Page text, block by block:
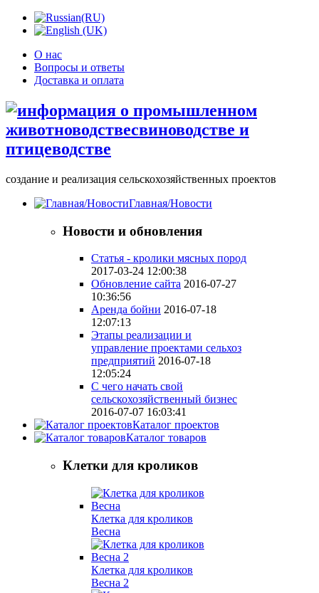
О нас
Вопросы и ответы
Доставка и оплата
создание и реализация сельскохозяйственных проектов
Главная/Новости
Новости и обновления
Статья - кролики мясных пород
2017-03-24 12:00:38
Обновление сайта 2016-07-27
10:36:56
Аренда бойни 2016-07-18
12:07:13
Этапы реализации и
управление проектами сельхоз
предприятий 2016-07-18
12:05:24
С чего начать свой
сельскохозяйственный бизнес
2016-07-07 16:03:41
Каталог проектов
Каталог товаров
Клетки для кроликов
Клетка для кроликов
Весна
Клетка для кроликов
Весна 2